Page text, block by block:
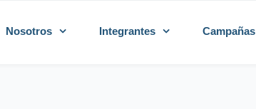
Nosotros Integrantes Campañas